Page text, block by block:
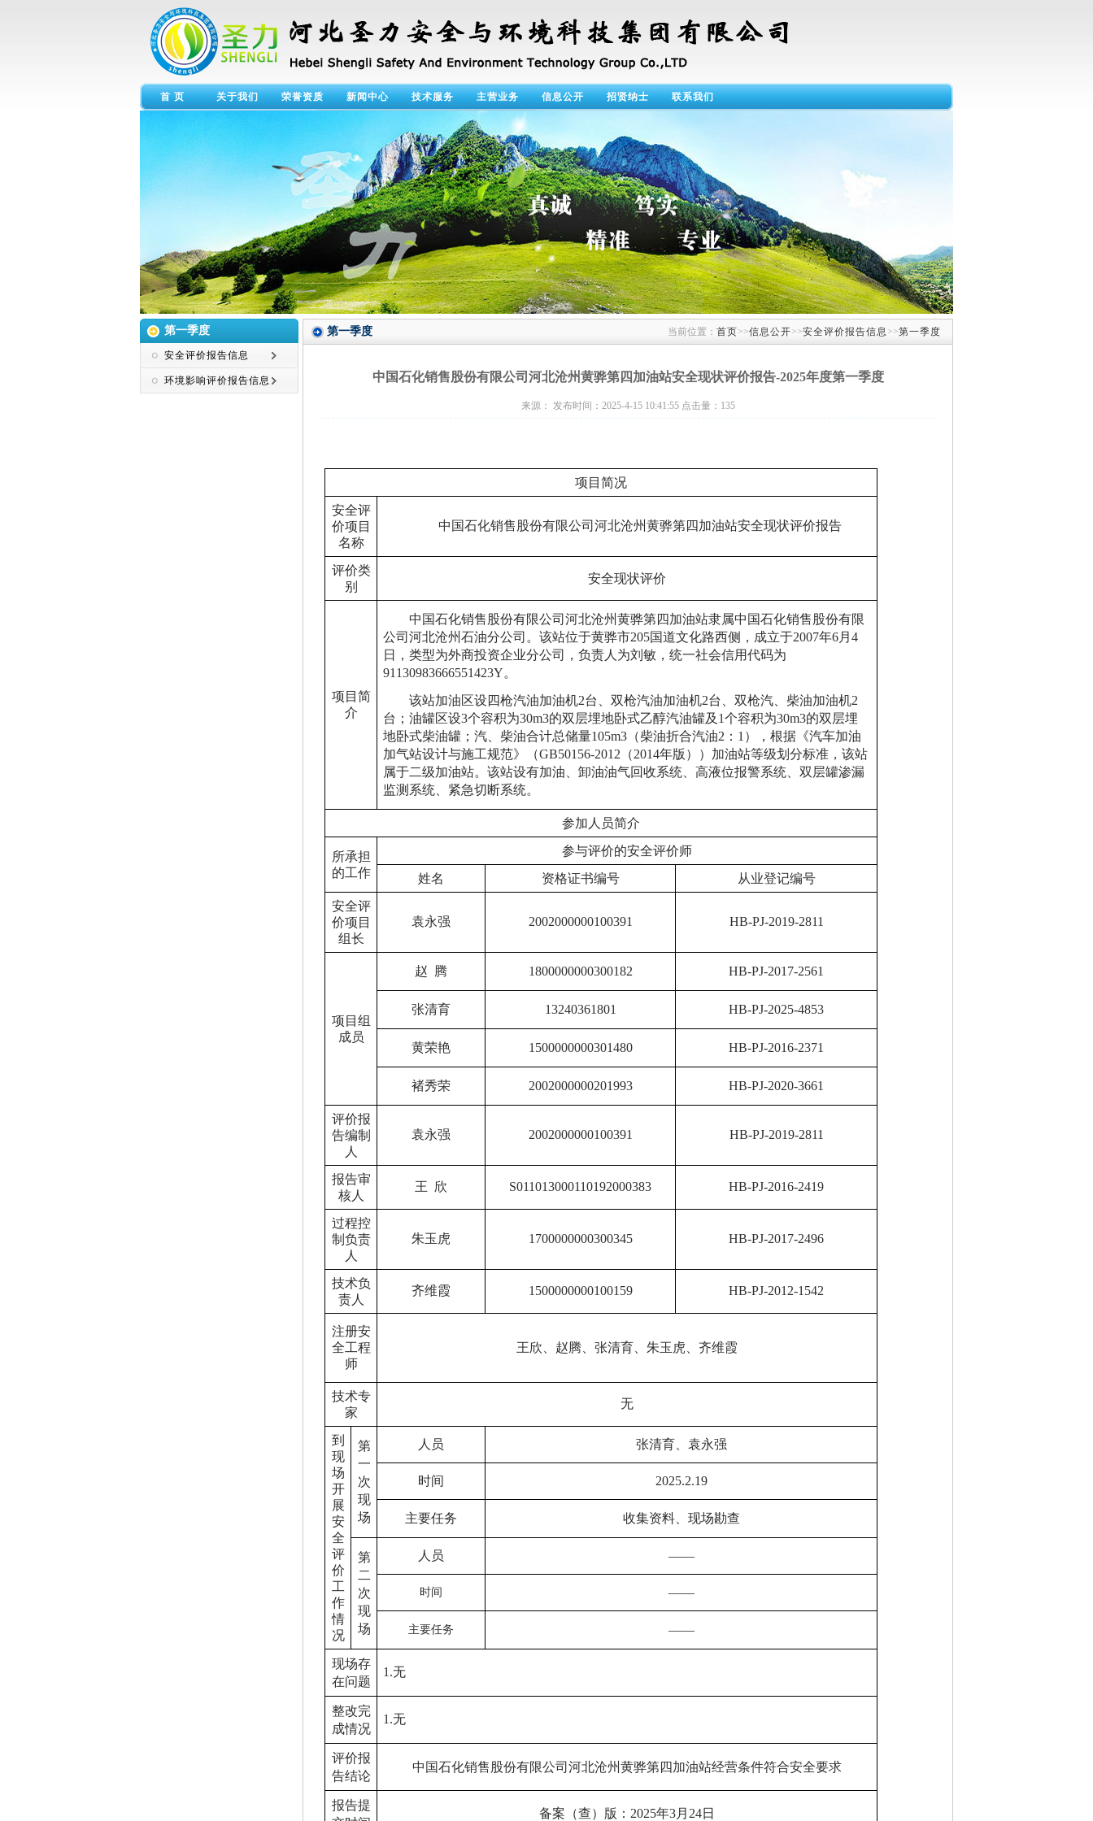
首 页 关于我们 荣誉资质 新闻中心 技术服务 主营业务 信息公开 招贤纳士 联系我们
第一季度
安全评价报告信息
环境影响评价报告信息
当前位置： 首页>>信息公开>>安全评价报告信息 >>第一季度
第一季度
中国石化销售股份有限公司河北沧州黄骅第四加油站安全现状评价报告-2025年度第一季度
来源： 发布时间：2025-4-15 10:41:55 点击量： 135
项目简况
安全评
价项目
名称
中国石化销售股份有限公司河北沧州黄骅第四加油站安全现状评价报告
评价类
别
安全现状评价
项目简
介
中国石化销售股份有限公司河北沧州黄骅第四加油站隶属中国石化销售股份有限
公司河北沧州石油分公司。该站位于黄骅市205国道文化路西侧，成立于2007年6月4
日，类型为外商投资企业分公司，负责人为刘敏，统一社会信用代码为
91130983666551423Y。
该站加油区设四枪汽油加油机2台、双枪汽油加油机2台、双枪汽、柴油加油机2
台；油罐区设3个容积为30m3的双层埋地卧式乙醇汽油罐及1个容积为30m3的双层埋
地卧式柴油罐；汽、柴油合计总储量105m3（柴油折合汽油2：1），根据《汽车加油
加气站设计与施工规范》（GB50156-2012（2014年版））加油站等级划分标准，该站
属于二级加油站。该站设有加油、卸油油气回收系统、高液位报警系统、双层罐渗漏
监测系统、紧急切断系统。
参加人员简介
所承担
的工作
参与评价的安全评价师
姓名
资格证书编号
从业登记编号
安全评
价项目
组长
袁永强 2002000000100391 HB-PJ-2019-2811
项目组
成员
赵 腾 1800000000300182 HB-PJ-2017-2561
张清育 13240361801 HB-PJ-2025-4853
黄荣艳 1500000000301480 HB-PJ-2016-2371
褚秀荣 2002000000201993 HB-PJ-2020-3661
评价报
告编制
人
袁永强 2002000000100391 HB-PJ-2019-2811
报告审
核人
王 欣 S011013000110192000383 HB-PJ-2016-2419
过程控
制负责
人
朱玉虎 1700000000300345 HB-PJ-2017-2496
技术负
责人
齐维霞 1500000000100159 HB-PJ-2012-1542
注册安
全工程
师
王欣、赵腾、张清育、朱玉虎、齐维霞
技术专
家
无
到
现
场
开
展
安
全
评
价
工
作
情
况
第
一
次
现
场
人员 张清育、袁永强
时间 2025.2.19
主要任务 收集资料、 现场勘查
第
二
次
现
场
人员 ——
时间 ——
主要任务 ——
现场存
在问题
1.无
整改完
成情况
1.无
评价报
告结论
中国石化销售股份有限公司河北沧州黄骅第四加油站经营条件符合安全要求
报告提
备案（查）版： 2025年3月 24日